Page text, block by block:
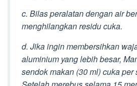
c. Bilas peralatan dengan air
menghilangkan residu cuka.
d. Jika ingin membersihkan
aluminium yang lebih besar,
sendok makan (30 ml) cuka per